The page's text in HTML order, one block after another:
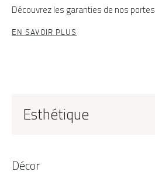
Découvrez les garanties de nos portes
EN SAVOIR PLUS
Esthétique
Décor